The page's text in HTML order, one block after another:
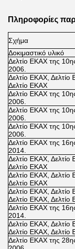
Πληροφορίες
Σχήμα
Δοκιμαστικό υλικό
Δελτίο ΕΚΑΧ της
2006.
Δελτίο ΕΚΑΧ, Δελτίο
Δελτίο ΕΚΑΧ
Δελτίο ΕΚΑΧ της
2006.
Δελτίο ΕΚΑΧ της
2006.
Δελτίο ΕΚΑΧ της
2006.
Δελτίο ΕΚΑΧ της
2014.
Δελτίο ΕΚΑΧ, Δελτίο
Δελτίο ΕΚΑΧ
Δελτίο ΕΚΑΧ, Δελτίο
Δελτίο ΕΚΑΧ
Δελτίο ΕΚΑΧ, Δελτίο
Δελτίο ΕΚΑΧ, Δελτίο
Δελτίο ΕΚΑΧ της
2014.
Δελτίο ΕΚΑΧ, Δελτίο
Δελτίο ΕΚΑΧ, Δελτίο
Δελτίο ΕΚΑΧ της